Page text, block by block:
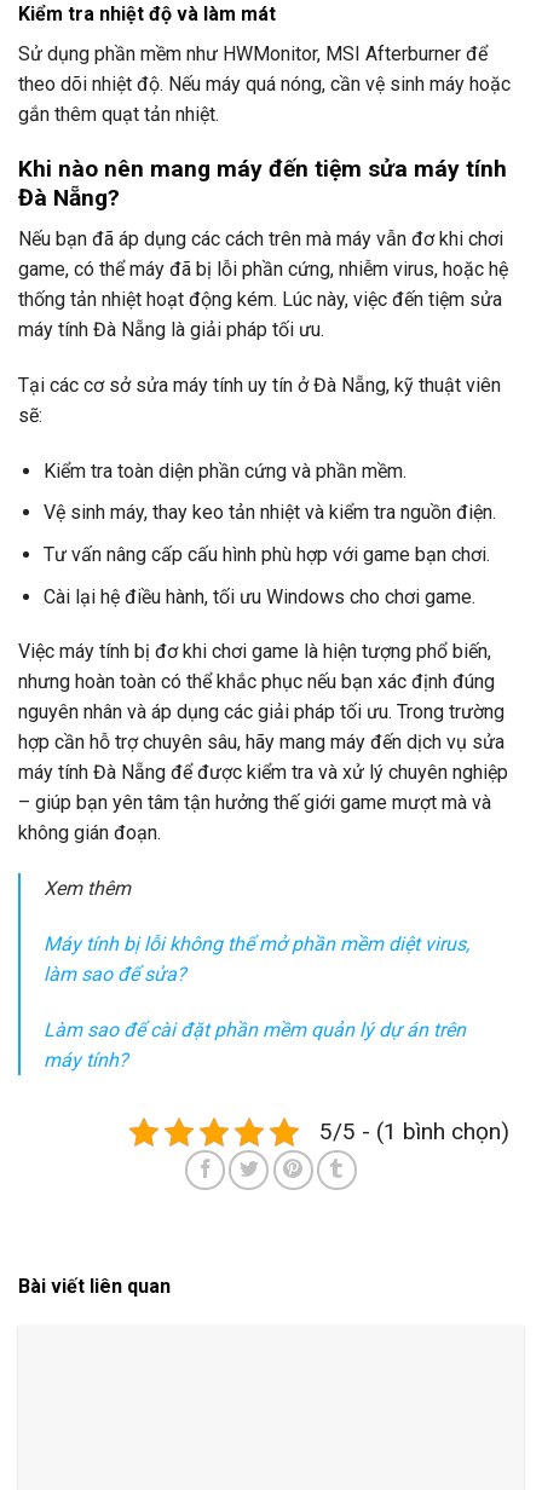
Kiểm tra nhiệt độ và làm mát
Sử dụng phần mềm như HWMonitor, MSI Afterburner để
theo dõi nhiệt độ. Nếu máy quá nóng, cần vệ sinh máy hoặc
gắn thêm quạt tản nhiệt.
Khi nào nên mang máy đến tiệm sửa máy tính
Đà Nẵng?
Nếu bạn đã áp dụng các cách trên mà máy vẫn đơ khi chơi
game, có thể máy đã bị lỗi phần cứng, nhiễm virus, hoặc hệ
thống tản nhiệt hoạt động kém. Lúc này, việc đến tiệm sửa
máy tính Đà Nẵng là giải pháp tối ưu.
Tại các cơ sở sửa máy tính uy tín ở Đà Nẵng, kỹ thuật viên
sẽ:
Kiểm tra toàn diện phần cứng và phần mềm.
Vệ sinh máy, thay keo tản nhiệt và kiểm tra nguồn điện.
Tư vấn nâng cấp cấu hình phù hợp với game bạn chơi.
Cài lại hệ điều hành, tối ưu Windows cho chơi game.
Việc máy tính bị đơ khi chơi game là hiện tượng phổ biến,
nhưng hoàn toàn có thể khắc phục nếu bạn xác định đúng
nguyên nhân và áp dụng các giải pháp tối ưu. Trong trường
hợp cần hỗ trợ chuyên sâu, hãy mang máy đến dịch vụ sửa
máy tính Đà Nẵng để được kiểm tra và xử lý chuyên nghiệp
– giúp bạn yên tâm tận hưởng thế giới game mượt mà và
không gián đoạn.
Xem thêm
Máy tính bị lỗi không thể mở phần mềm diệt virus,
làm sao để sửa?
Làm sao để cài đặt phần mềm quản lý dự án trên
máy tính?
5/5 - (1 bình chọn)
Bài viết liên quan